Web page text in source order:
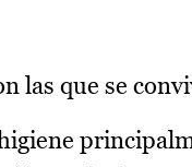
las que se